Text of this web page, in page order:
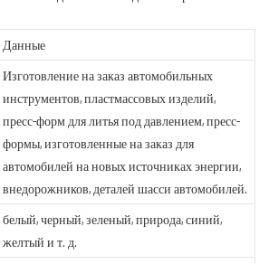
Данные
Изготовление на заказ автомобильных
инструментов, пластмассовых изделий,
пресс-форм для литья под давлением, пресс-
формы, изготовленные на заказ для
автомобилей на новых источниках энергии,
внедорожников, деталей шасси автомобилей.
белый, черный, зеленый, природа, синий,
желтый и т. д.